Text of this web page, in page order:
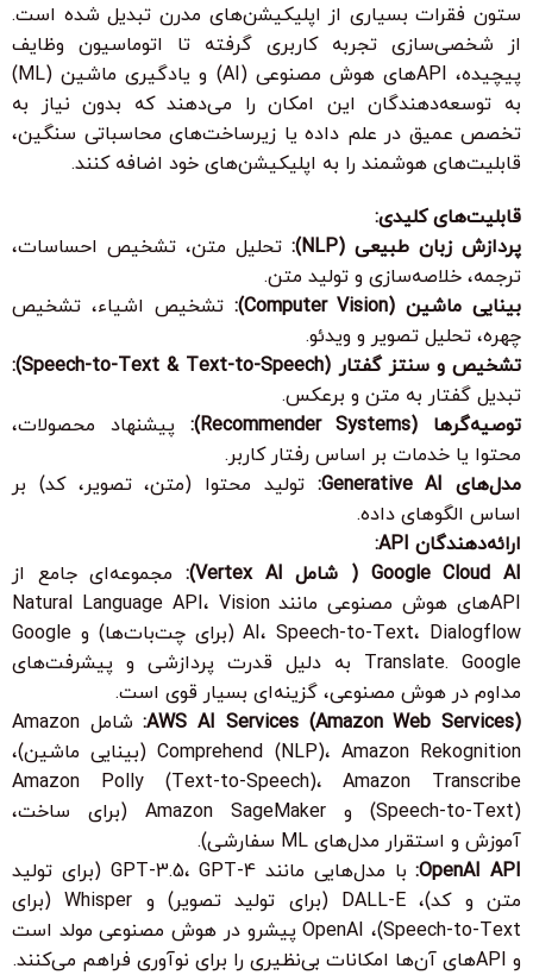
ستون فقرات بسیاری از اپلیکیشن‌های مدرن تبدیل شده است.
از شخصی‌سازی تجربه کاربری گرفته تا اتوماسیون وظایف
پیچیده، APIهای هوش مصنوعی (AI) و یادگیری ماشین (ML)
به توسعه‌دهندگان این امکان را می‌دهند که بدون نیاز به
تخصص عمیق در علم داده یا زیرساخت‌های محاسباتی سنگین،
قابلیت‌های هوشمند را به اپلیکیشن‌های خود اضافه کنند.
قابلیت‌های کلیدی:
پردازش زبان طبیعی (NLP):
تحلیل متن، تشخیص احساسات،
ترجمه، خلاصه‌سازی و تولید متن.
بینایی ماشین (Computer Vision):
تشخیص اشیاء، تشخیص
چهره، تحلیل تصویر و ویدئو.
تشخیص و سنتز گفتار (Speech-to-Text & Text-to-Speech):
تبدیل گفتار به متن و برعکس.
توصیه‌گرها (Recommender Systems):
پیشنهاد محصولات،
محتوا یا خدمات بر اساس رفتار کاربر.
مدل‌های Generative AI:
تولید محتوا (متن، تصویر، کد) بر
اساس الگوهای داده.
ارائه‌دهندگان API:
Google Cloud AI ( شامل Vertex AI):
مجموعه‌ای جامع از
APIهای هوش مصنوعی مانند Natural Language API، Vision
AI، Speech-to-Text، Dialogflow (برای چت‌بات‌ها) و Google
Translate. Google به دلیل قدرت پردازشی و پیشرفت‌های
مداوم در هوش مصنوعی، گزینه‌ای بسیار قوی است.
AWS AI Services (Amazon Web Services):
شامل Amazon
Comprehend (NLP)، Amazon Rekognition (بینایی ماشین)،
Amazon Polly (Text-to-Speech)، Amazon Transcribe
(Speech-to-Text) و Amazon SageMaker (برای ساخت،
آموزش و استقرار مدل‌های ML سفارشی).
OpenAI API:
با مدل‌هایی مانند GPT-3.5، GPT-4 (برای تولید
متن و کد)، DALL-E (برای تولید تصویر) و Whisper (برای
Speech-to-Text)، OpenAI پیشرو در هوش مصنوعی مولد است
و APIهای آن‌ها امکانات بی‌نظیری را برای نوآوری فراهم می‌کنند.